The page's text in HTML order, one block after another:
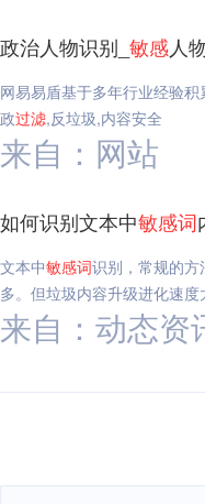
政治人物识别_ 敏感人
网易易盾基于多年行业经验
政过滤,反垃圾,内容安全
来自：网站
如何识别文本中敏感词
文本中敏感词识别，常规的
多。但垃圾内容升级进化速
来自：动态资